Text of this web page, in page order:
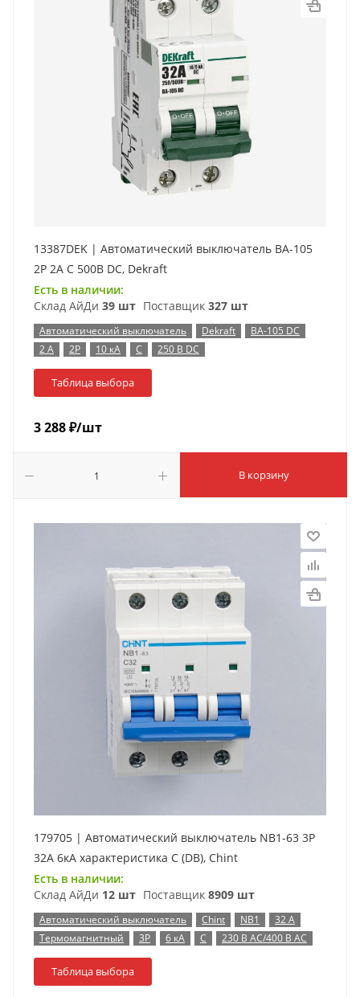
13387DEK | Автоматический выключатель ВА-105
2P 2А C 500В DC, Dekraft
Есть в наличии:
Склад АйДи 39 шт Поставщик 327 шт
Автоматический выключатель Dekraft
ВА-105 DC
2 А
2P 10 кА C 250 В DC
Таблица выбора
3 288₽/шт
В корзину
179705 | Автоматический выключатель NB1-63 3P
32А 6кА характеристика C (DB), Chint
Есть в наличии:
Склад АйДи 12 шт Поставщик 8909 шт
Автоматический выключатель Chint NB1
32 А
Термомагнитный
3P 6 кА C 230 В AC/400 В AC
Таблица выбора